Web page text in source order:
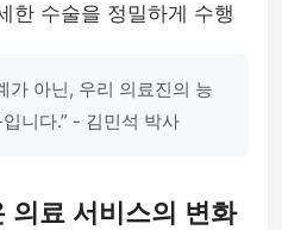
한 수술을 정밀하게 수행
가 아닌, 우리 의료진의 능
니다.” - 김민석 박사
의료 서비스의 변화